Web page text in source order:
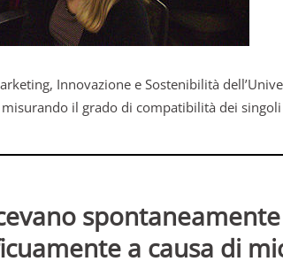
Innovazione e Sostenibilità
il grado di compatibilità dei
a causa di